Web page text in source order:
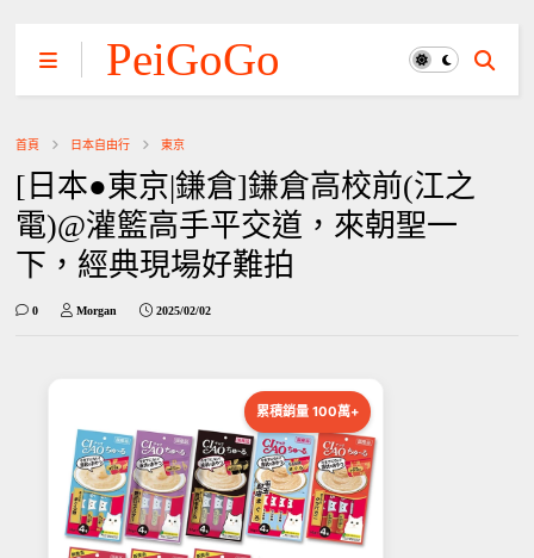
PeiGoGo
首頁 日本自由行 東京
[日本●東京|鎌倉]鎌倉高校前(江之
電)@灌籃高手平交道，來朝聖一
下，經典現場好難拍
0 Morgan 2025/02/02
累積銷量 100萬+